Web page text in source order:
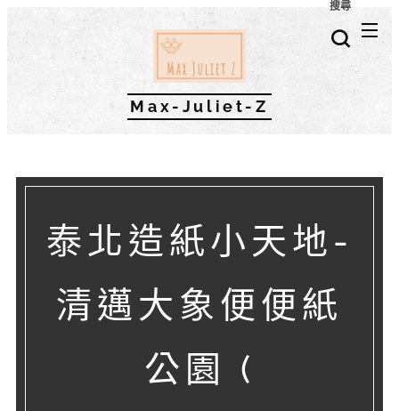
Max-Juliet-Z
搜尋
泰北造紙小天地-
清邁大象便便紙
公園 (